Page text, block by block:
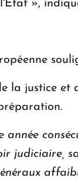
»,
la justice
année
judiciaire,